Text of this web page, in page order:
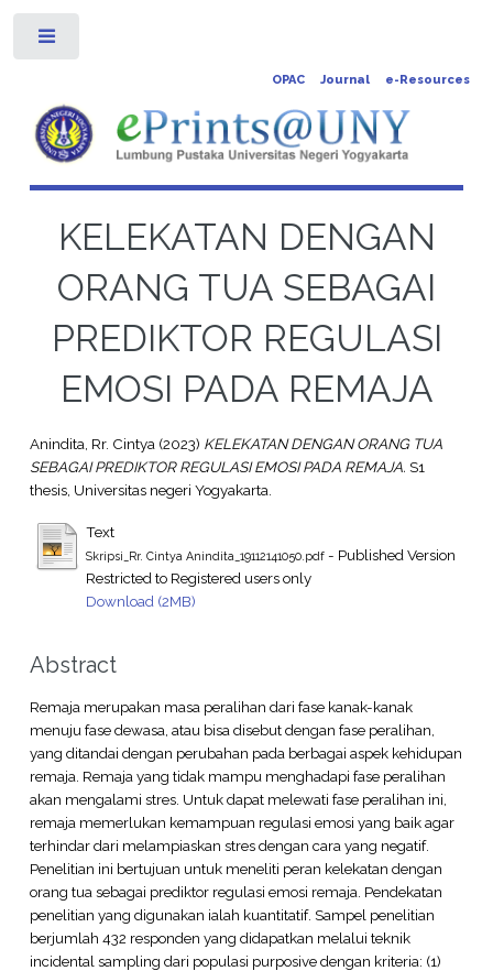
OPAC Journal e-Resources
KELEKATAN DENGAN
ORANG TUA SEBAGAI
PREDIKTOR REGULASI
EMOSI PADA REMAJA
Anindita, Rr. Cintya(2023) KELEKATAN DENGAN ORANG TUA
SEBAGAI PREDIKTOR REGULASI EMOSI PADA REMAJA. S1
thesis, Universitas negeri Yogyakarta.
Text
Skripsi_Rr. Cintya Anindita_19112141050.pdf- Published Version
Restricted to Registered users only
Download (2MB)
Abstract
Remaja merupakan masa peralihan dari fase kanak-kanak
menuju fase dewasa, atau bisa disebut dengan fase peralihan,
yang ditandai dengan perubahan pada berbagai aspek kehidupan
remaja. Remaja yang tidak mampu menghadapi fase peralihan
akan mengalami stres. Untuk dapat melewati fase peralihan ini,
remaja memerlukan kemampuan regulasi emosi yang baik agar
terhindar dari melampiaskan stres dengan cara yang negatif.
Penelitian ini bertujuan untuk meneliti peran kelekatan dengan
orang tua sebagai prediktor regulasi emosi remaja. Pendekatan
penelitian yang digunakan ialah kuantitatif. Sampel penelitian
berjumlah 432 responden yang didapatkan melalui teknik
incidental sampling dari populasi purposive dengan kriteria: (1)